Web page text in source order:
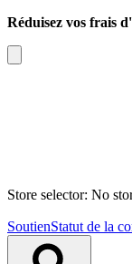
Réduisez vos frais
Store selector: No
SoutienStatut de la